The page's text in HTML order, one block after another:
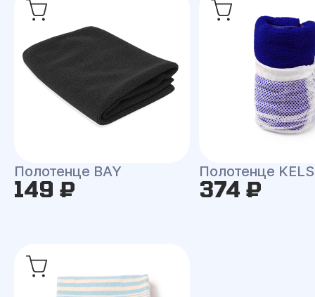
Полотенце BAY
149 ₽
Полотенце
374 ₽